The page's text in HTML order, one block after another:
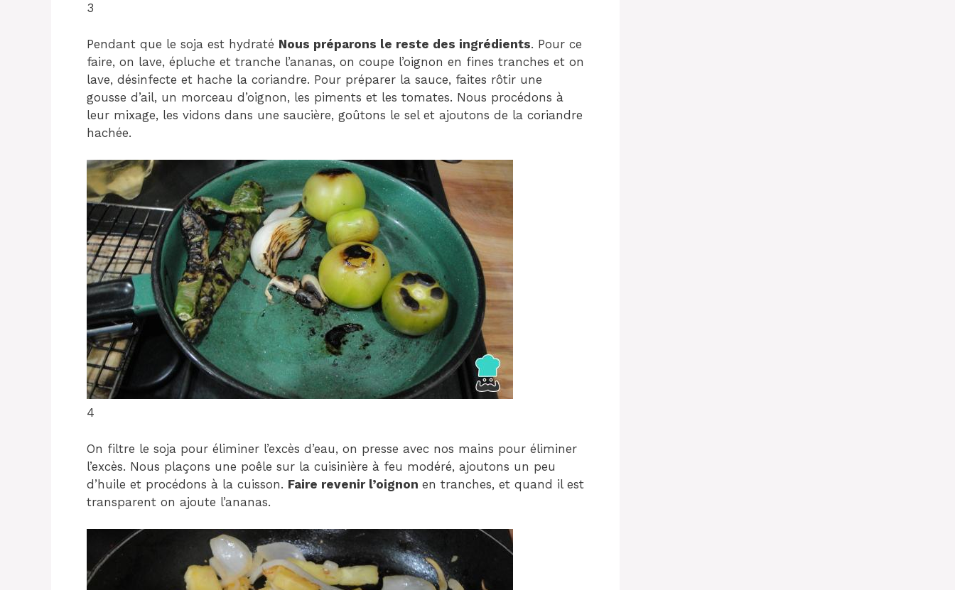
3
Pendant que le soja est hydraté Nous préparons le reste des ingrédients. Pour ce
faire, on lave, épluche et tranche l’ananas, on coupe l’oignon en fines tranches et on
lave, désinfecte et hache la coriandre. Pour préparer la sauce, faites rôtir une
gousse d’ail, un morceau d’oignon, les piments et les tomates. Nous procédons à
leur mixage, les vidons dans une saucière, goûtons le sel et ajoutons de la coriandre
hachée.
4
On filtre le soja pour éliminer l’excès d’eau, on presse avec nos mains pour éliminer
l’excès. Nous plaçons une poêle sur la cuisinière à feu modéré, ajoutons un peu
d’huile et procédons à la cuisson. Faire revenir l’oignon en tranches, et quand il est
transparent on ajoute l’ananas.